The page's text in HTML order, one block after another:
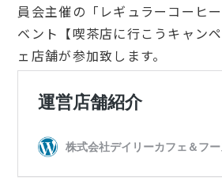
員会主催の「レギュラーコーヒ
ベント【喫茶店に行こうキャン
ェ店舗が参加致します。